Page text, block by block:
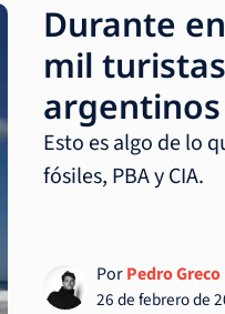
Durante
mil
Esto es algo de lo
fósiles, PBA y CIA.
PorPedro Greco
26 de febrero de